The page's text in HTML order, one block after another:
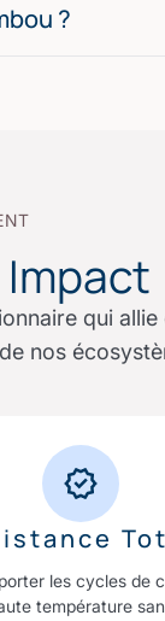
?
qui
nos
les cycles de
température